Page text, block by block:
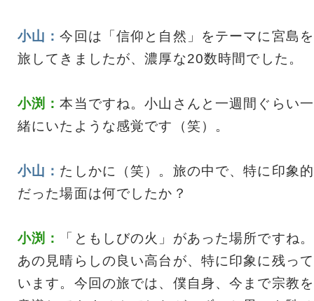
小山：今回は「信仰と自然」をテーマに宮島を
旅してきましたが、濃厚な20数時間でした。
小渕：本当ですね。小山さんと一週間ぐらい一
緒にいたような感覚です（笑）。
小山： たしかに（笑）。旅の中で、特に印象的
だった場面は何でしたか？
小渕：
「ともしびの火」があった場所ですね。
あの見晴らしの良い高台が、特に印象に残って
います。今回の旅では、僕自身、今まで宗教を